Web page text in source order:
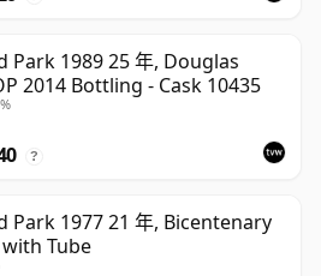
Park 1989 25 年, Douglas
2014 Bottling - Cask 10435
?
Park 1977 21 年, Bicentenary
Tube